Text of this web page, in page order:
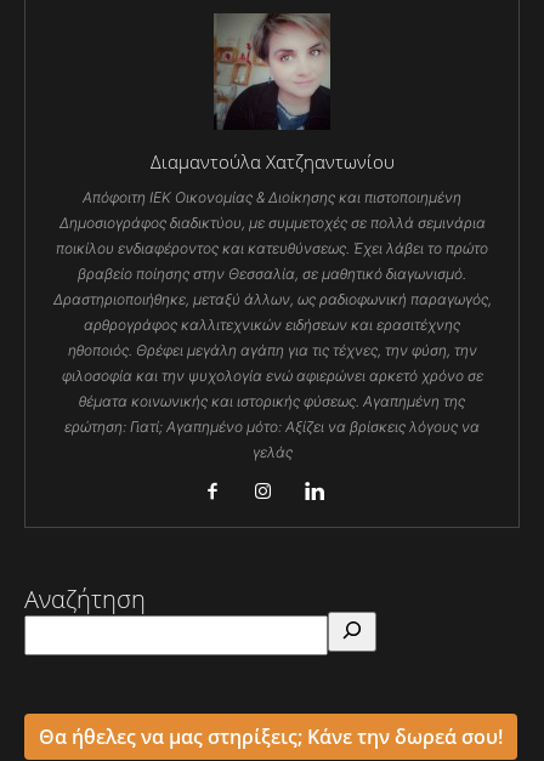
Διαμαντούλα Χατζηαντωνίου
Απόφοιτη ΙΕΚ Οικονομίας & Διοίκησης και πιστοποιημένη
Δημοσιογράφος διαδικτύου, με συμμετοχές σε πολλά σεμινάρια
ποικίλου ενδιαφέροντος και κατευθύνσεως. Έχει λάβει το πρώτο
βραβείο ποίησης στην Θεσσαλία, σε μαθητικό διαγωνισμό.
Δραστηριοποιήθηκε, μεταξύ άλλων, ως ραδιοφωνική παραγωγός,
αρθρογράφος καλλιτεχνικών ειδήσεων και ερασιτέχνης
ηθοποιός. Θρέφει μεγάλη αγάπη για τις τέχνες, την φύση, την
φιλοσοφία και την ψυχολογία ενώ αφιερώνει αρκετό χρόνο σε
θέματα κοινωνικής και ιστορικής φύσεως. Αγαπημένη της
ερώτηση: Γιατί; Αγαπημένο μότο: Αξίζει να βρίσκεις λόγους να
γελάς
Αναζήτηση
Θα ήθελες να μας στηρίξεις; Κάνε την δωρεά σου!